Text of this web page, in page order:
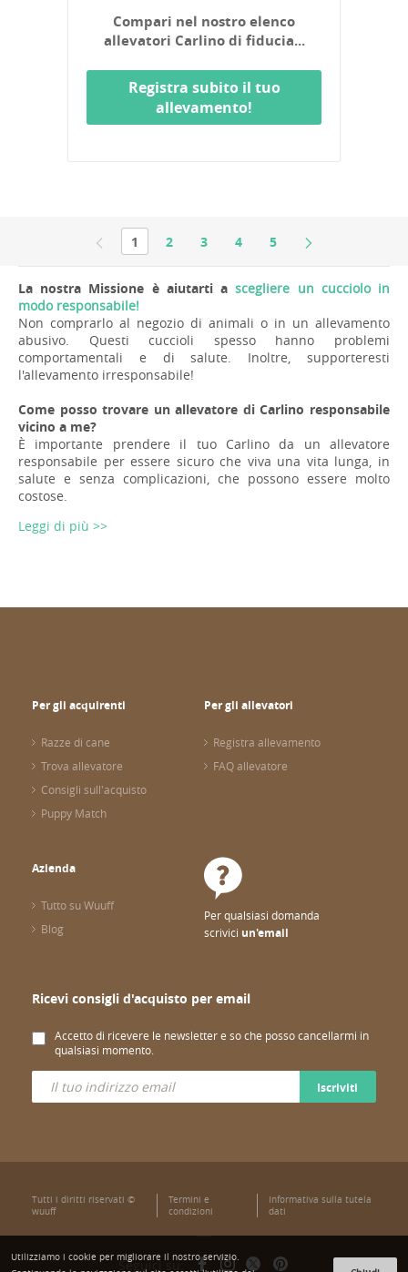
Compari nel nostro elenco
allevatori Carlino di fiducia...
Registra subito il tuo
allevamento!
1 2 3 4 5
La nostra Missione è aiutarti ascegliere un cucciolo in
modo responsabile!
Non comprarlo al negozio di animali o in un allevamento
abusivo. Questi cuccioli spesso hanno problemi
comportamentali e di salute. Inoltre, supporteresti
l'allevamento irresponsabile!
Come posso trovare un allevatore di Carlino responsabile
vicino a me?
È importante prendere il tuo Carlino da un allevatore
responsabile per essere sicuro che viva una vita lunga, in
salute e senza complicazioni, che possono essere molto
costose.
Leggi di più >>
Per gli acquirenti
Razze di cane
Trova allevatore
Consigli sull'acquisto
Puppy Match
Per gli allevatori
Registra allevamento
FAQ allevatore
Azienda
Tutto su Wuuff
Blog
Per qualsiasi domanda
scrivici un'email
Ricevi consigli d'acquisto per email
Accetto di ricevere le newsletter e so che posso cancellarmi in
qualsiasi momento.
Iscriviti
Tutti i diritti riservati ©
wuuff
Termini e
condizioni
Informativa sulla tutela
dati
Seguici su:
Utilizziamo i cookie per migliorare il nostro servizio.